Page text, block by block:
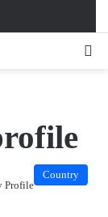
Country